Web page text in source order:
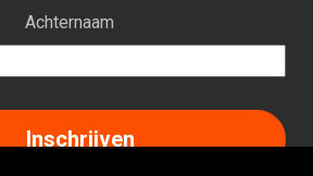
Achternaam